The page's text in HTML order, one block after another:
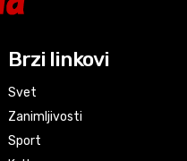
Brzi linkovi
Svet
Zanimljivosti
Sport